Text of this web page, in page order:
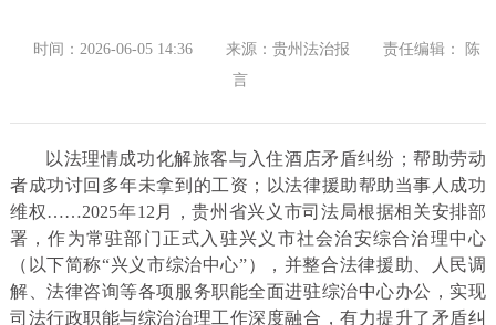
时间：2026-06-05 14:36 来源：贵州法治报
责任编辑： 陈
言
以法理情成功化解旅客与入住酒店矛盾纠纷；帮助劳动
者成功讨回多年未拿到的工资；以法律援助帮助当事人成功
维权……2025年12月，贵州省兴义市司法局根据相关安排部
署，作为常驻部门正式入驻兴义市社会治安综合治理中心
（以下简称“兴义市综治中心”），并整合法律援助、人民调
解、法律咨询等各项服务职能全面进驻综治中心办公，实现
司法行政职能与综治治理工作深度融合，有力提升了矛盾纠